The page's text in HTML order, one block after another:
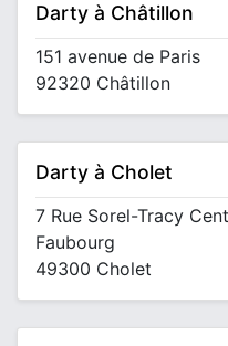
Darty à Châtillon
151 avenue de Paris
92320 Châtillon
Darty à Cholet
7 Rue Sorel-Tracy
Faubourg
49300 Cholet